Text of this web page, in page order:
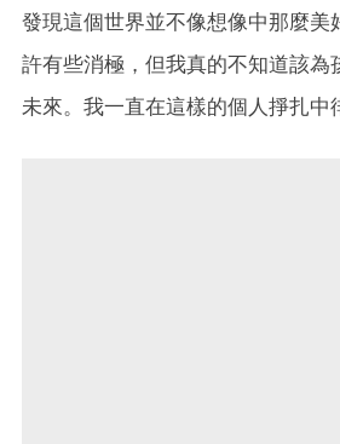
發現這個世界並不像想像中那麼美
許有些消極，但我真的不知道該為
未來。我一直在這樣的個人掙扎中